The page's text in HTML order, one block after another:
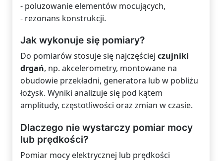
- poluzowanie elementów mocujących,
- rezonans konstrukcji.
Jak wykonuje się pomiary?
Do pomiarów stosuje się najczęściej czujniki
drgań, np. akcelerometry, montowane na
obudowie przekładni, generatora lub w pobliżu
łożysk. Wyniki analizuje się pod kątem
amplitudy, częstotliwości oraz zmian w czasie.
Dlaczego nie wystarczy pomiar mocy
lub prędkości?
Pomiar mocy elektrycznej lub prędkości